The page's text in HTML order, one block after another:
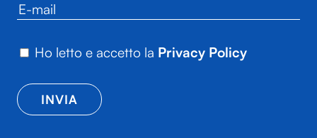
Ho letto e accetto la Privacy Policy